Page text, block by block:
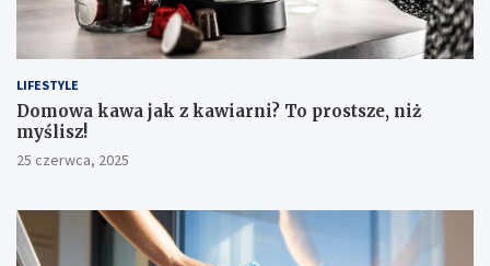
LIFESTYLE
​Domowa kawa jak z kawiarni? To prostsze, niż
myślisz!
25 czerwca, 2025